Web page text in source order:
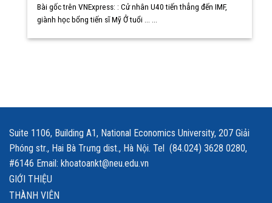
Bài gốc trên VNExpress: : Cử nhân U40 tiến thẳng đến IMF,
giành học bổng tiến sĩ Mỹ Ở tuổi ... ...
Suite 1106, Building A1, National Economics University, 207 Giải
Phóng str., Hai Bà Trưng dist., Hà Nội. Tel (84.024) 3628 0280,
#6146 Email: khoatoankt@neu.edu.vn
GIỚI THIỆU
THÀNH VIÊN